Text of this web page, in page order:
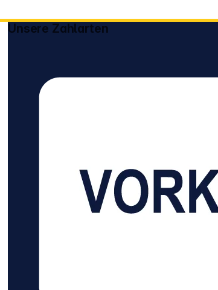
Unsere Zahlarten